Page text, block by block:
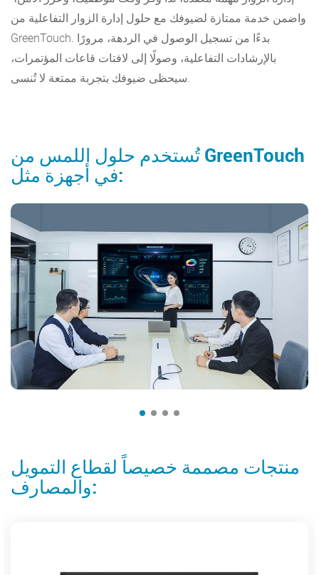
واضمن خدمة ممتازة لضيوفك مع حلول إدارة الزوار التفاعلية من
GreenTouch. بدءًا من تسجيل الوصول في الردهة، مرورًا
بالإرشادات التفاعلية، وصولًا إلى لافتات قاعات المؤتمرات،
سيحظى ضيوفك بتجربة ممتعة لا تُنسى.
تُستخدم حلول اللمس من GreenTouch
في أجهزة مثل:
منتجات مصممة خصيصاً لقطاع التمويل
والمصارف: